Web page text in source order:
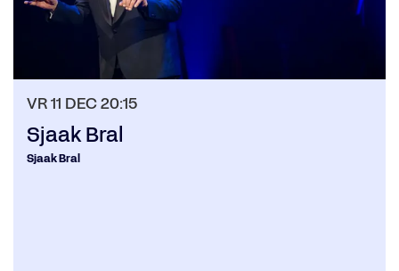
Sjaak Bral
Sjaak Bral
VR 11 DEC20:15